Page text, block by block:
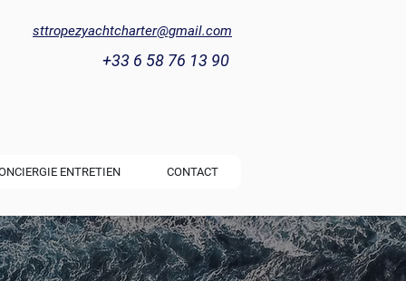
sttropezyachtcharter@gmail.com
+33 6 58 76 13 90
ENTRETIEN CONTACT